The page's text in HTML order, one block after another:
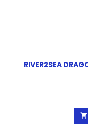
RIVER2SEA
